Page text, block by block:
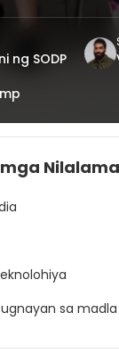
ng SODP
sa madla